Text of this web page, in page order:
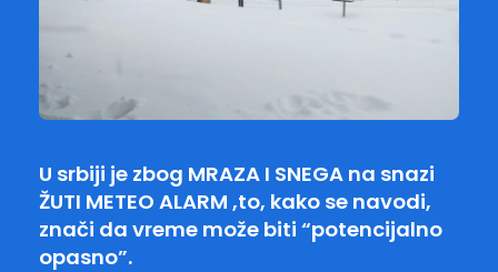
U srbiji je zbog MRAZA I SNEGA na snazi
ŽUTI METEO ALARM ,to, kako se navodi,
znači da vreme može biti “potencijalno
opasno”.